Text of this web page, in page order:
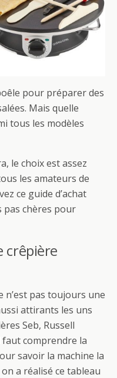
pour préparer des
Mais quelle
tous les modèles
le choix est assez
les amateurs de
ce guide d’achat
pas chères pour
crêpière
n’est pas toujours une
attirants les uns
Seb, Russell
comprendre la
savoir la machine la
a réalisé ce tableau